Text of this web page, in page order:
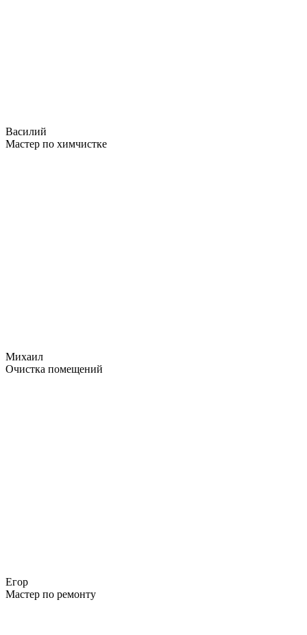
Василий
Мастер по химчистке
Михаил
Очистка помещений
Егор
Мастер по ремонту